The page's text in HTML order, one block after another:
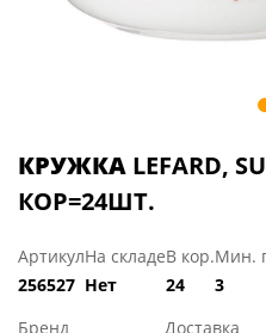
КРУЖКА LEFARD,
КОР=24ШТ.
Артикул
256527
На складе
Нет
В кор.
24
Мин.
3
Бренд
Доставка